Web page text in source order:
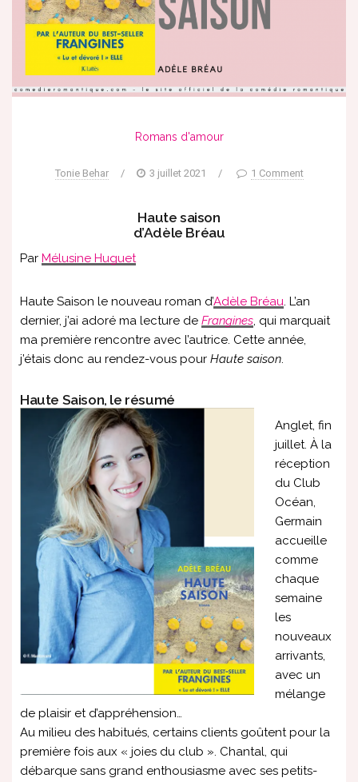
Romans d'amour
Tonie Behar / 3 juillet 2021 / 1 Comment
Haute saison
d’Adèle Bréau
Par Mélusine Huguet
Haute Saison le nouveau roman d’Adèle Bréau. L’an
dernier, j’ai adoré ma lecture de Frangines, qui marquait
ma première rencontre avec l’autrice. Cette année,
j’étais donc au rendez-vous pour Haute saison.
Haute Saison, le résumé
Anglet, fin
juillet. À la
réception
du Club
Océan,
Germain
accueille
comme
chaque
semaine
les
nouveaux
arrivants,
avec un
mélange
de plaisir et d’appréhension…
Au milieu des habitués, certains clients goûtent pour la
première fois aux « joies du club ». Chantal, qui
débarque sans grand enthousiasme avec ses petits-